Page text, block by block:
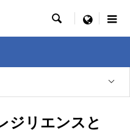
 menu
ジリエンスと